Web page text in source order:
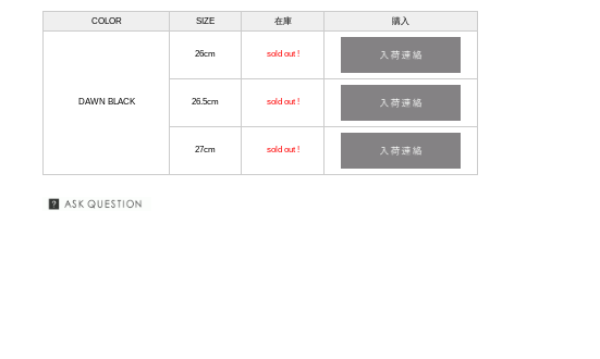
COLOR SIZE 在庫 購入
DAWN BLACK
26cm sold out !
26.5cm sold out !
27cm sold out !